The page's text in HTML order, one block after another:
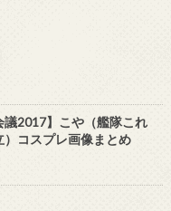
議2017】こや（艦隊これ
）コスプレ画像まとめ